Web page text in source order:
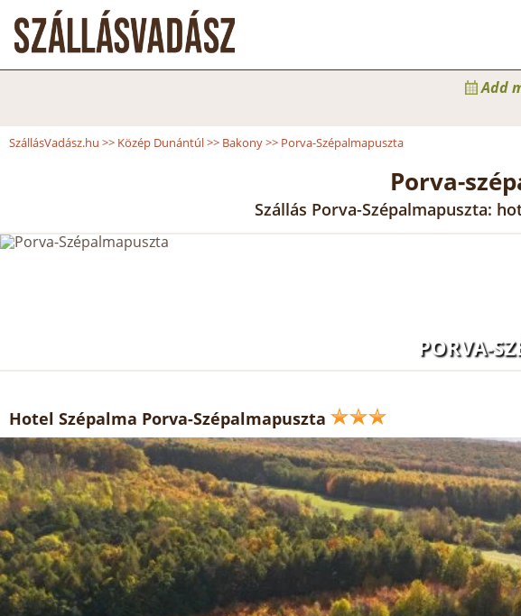
Add
SzállásVadász.hu >> Közép Dunántúl>> Bakony>> Porva-Szépalmapuszta
Porva-
Szállás Porva-Szépalmapuszta:
PORVA-
Hotel Szépalma Porva-Szépalmapuszta